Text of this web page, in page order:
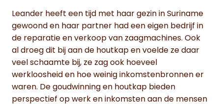
Leander heeft een tijd met haar gezin in Suriname
gewoond en haar partner had een eigen bedrijf in
de reparatie en verkoop van zaagmachines. Ook
al droeg dit bij aan de houtkap en voelde ze daar
veel schaamte bij, ze zag ook hoeveel
werkloosheid en hoe weinig inkomstenbronnen er
waren. De goudwinning en houtkap bieden
perspectief op werk en inkomsten aan de mensen